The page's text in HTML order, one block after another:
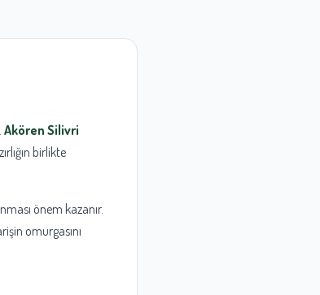
Akören Silivri
birlikte
önem kazanır.
omurgasını